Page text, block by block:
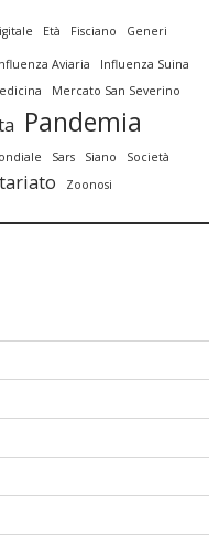
Età Fisciano Generi
Aviaria
Influenza Suina
Mercato San Severino
Pandemia
Sars Siano
Società
Zoonosi